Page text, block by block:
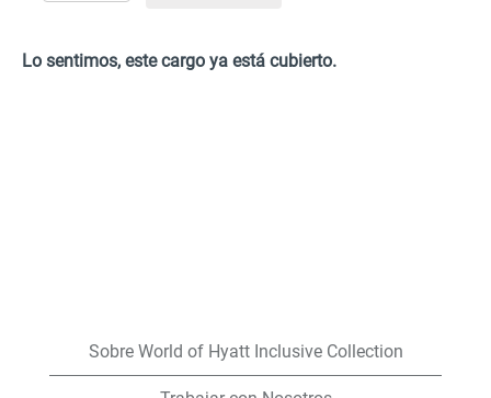
Lo sentimos, este cargo ya está cubierto.
Sobre World of Hyatt Inclusive Collection